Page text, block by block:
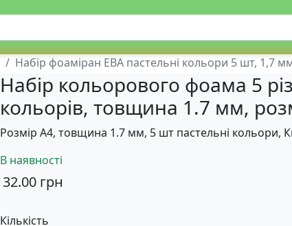
Набір фоаміран ЕВА пастельні кольори 5 шт, 1,7
Набір кольорового фоама 5
кольорів, товщина 1.7 мм,
Розмір А4, товщина 1.7 мм, 5 шт пастельні кольори,
В наявності
32.00 грн
Кількість